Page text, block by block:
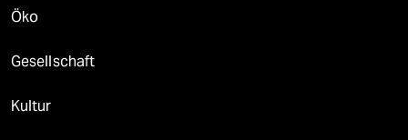
Öko
Gesellschaft
Kultur